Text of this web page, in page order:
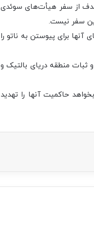
هدف از سفر هیأت‌های سوئدی
این سفر نیست.
برای پیوستن به ناتو را
ثبات منطقه دریای بالتیک و
حاکمیت آنها را تهدید